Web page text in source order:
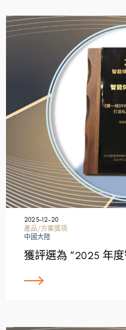
2025-12-20
產品/方案獎項
中國大陸
獲評選為 “2025 年